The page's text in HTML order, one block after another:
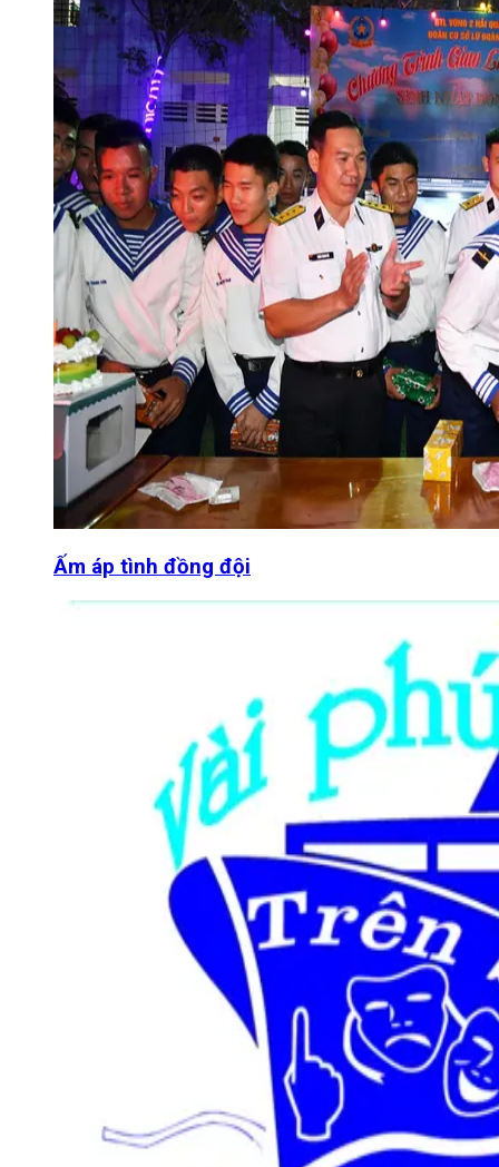
Ấm áp tình đồng đội